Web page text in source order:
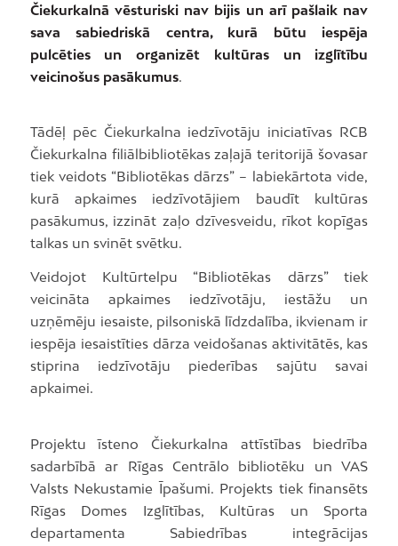
Čiekurkalnā vēsturiski nav bijis un arī pašlaik nav
sava sabiedriskā centra, kurā būtu iespēja
pulcēties un organizēt kultūras un izglītību
veicinošus pasākumus.
Tādēļ pēc Čiekurkalna iedzīvotāju iniciatīvas RCB
Čiekurkalna filiālbibliotēkas zaļajā teritorijā šovasar
tiek veidots “Bibliotēkas dārzs” – labiekārtota vide,
kurā apkaimes iedzīvotājiem baudīt kultūras
pasākumus, izzināt zaļo dzīvesveidu, rīkot kopīgas
talkas un svinēt svētku.
Veidojot Kultūrtelpu “Bibliotēkas dārzs” tiek
veicināta apkaimes iedzīvotāju, iestāžu un
uzņēmēju iesaiste, pilsoniskā līdzdalība, ikvienam ir
iespēja iesaistīties dārza veidošanas aktivitātēs, kas
stiprina iedzīvotāju piederības sajūtu savai
apkaimei.
Projektu īsteno Čiekurkalna attīstības biedrība
sadarbībā ar Rīgas Centrālo bibliotēku un VAS
Valsts Nekustamie Īpašumi. Projekts tiek finansēts
Rīgas Domes Izglītības, Kultūras un Sporta
departamenta Sabiedrības integrācijas